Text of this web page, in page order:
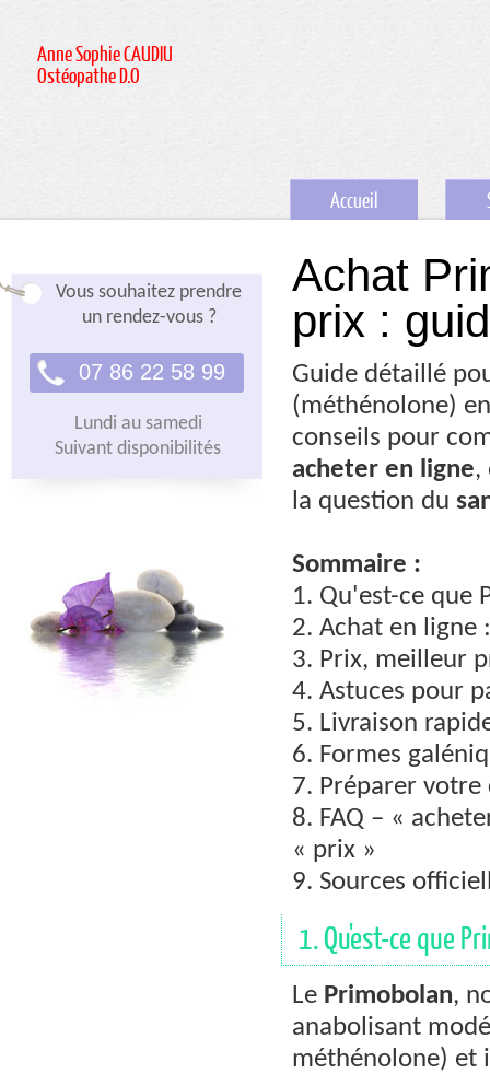
Anne Sophie CAUDIU
Ostéopathe D.O
Accueil
Vous souhaitez prendre
un rendez-vous ?
07 86 22 58 99
Lundi au samedi
Suivant disponibilités
Achat
prix :
Guide détaillé
(méthénolone)
conseils pour
acheter en ligne,
la question du
Sommaire :
1. Qu'est-ce que
2. Achat en ligne
3. Prix, meilleur
4. Astuces pour
5. Livraison
6. Formes
7. Préparer votre
8. FAQ – «
« prix »
9. Sources
1. Qu'est-ce que
Le Primobolan,
anabolisant
méthénolone) et